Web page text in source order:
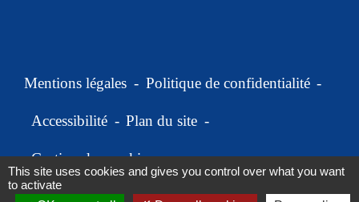
Mentions légales - Politique de confidentialité -
Accessibilité - Plan du site -
Gestion des cookies
This site uses cookies and gives you control over what you want
to activate